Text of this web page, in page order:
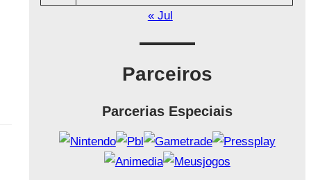
« Jul
Parceiros
Parcerias Especiais